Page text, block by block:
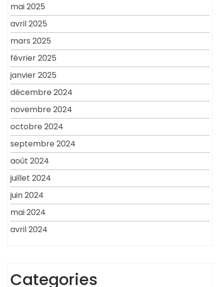
mai 2025
avril 2025
mars 2025
février 2025
janvier 2025
décembre 2024
novembre 2024
octobre 2024
septembre 2024
août 2024
juillet 2024
juin 2024
mai 2024
avril 2024
Categories